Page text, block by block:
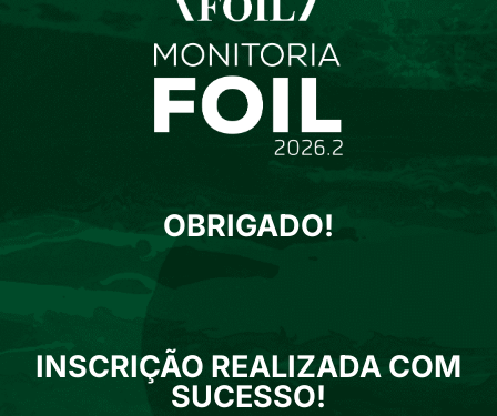
OBRIGADO!
INSCRIÇÃO REALIZADA COM
SUCESSO!